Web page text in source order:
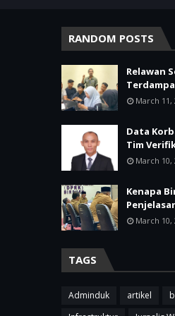
RANDOM POSTS
Relawan
March 11,
Data
Tim
March 10,
Kenapa
March 10,
TAGS
Adminduk artikel